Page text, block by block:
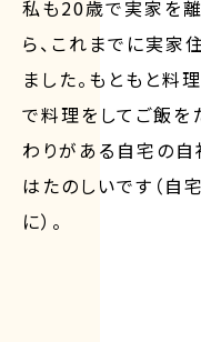
私も20歳で実家を
ら、これまでに実
ました。もともと料
で料理をしてご飯を
わりがある自宅の
はたのしいです（自
に）。